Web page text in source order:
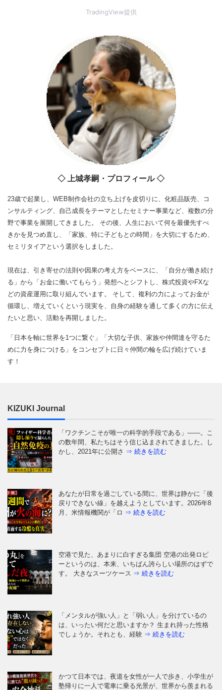
TradingView提供
◇ 上城孝嗣・プロフィール ◇
23歳で起業し、WEB制作会社の立ち上げを皮切りに、化粧品販売、コ
ンサルティング、自己成長をテーマとしたセミナー事業など、複数の分
野で事業を展開してきました。 その後、人生において何を最優先すべ
きかを見つめ直し、「家族、特に子どもとの時間」を大切にするため、
セミリタイアという選択をしました。
現在は、引き寄せの法則や因果の考え方をベースに、「自分が働き続け
る」から「お金に働いてもらう」発想へとシフトし、株式投資やFXな
どの資産運用に取り組んでいます。 そして、複利の力によってお金が
循環し、増えていくという現実を、自身の経験を通して多くの方に伝え
たいと思い、活動を再開しました。
「日本を軸に世界を1つに繋ぐ」「大切な子供、家族や仲間達を守るた
めに力を身につける」をコンセプトに日々仲間の輪を広げ続けていま
す！
KIZUKI Journal
「ワクチンこそが唯一の科学的手段である」——。こ
の数年間、私たちはそう信じ込まされてきました。し
かし、2021年に公開さ ⇒ 続きを読む
あなたが日常を過ごしている間に、世界は静かに「後
戻りできない線」を越えようとしています。2026年8
月、米情報機関が「ロ ⇒ 続きを読む
空港で見た、あまりに白すぎる集団 空港の出発ロビ
ーというのは、本来、いちばん誇らしい場所のはずで
す。 大きなスーツケース ⇒ 続きを読む
「メンタルが強い人」と「弱い人」を分けているの
は、いったい何だと思いますか？ 生まれ持った性格
でしょうか。それとも、経験 ⇒ 続きを読む
かつて日本では、夜道を女性が一人で歩き、小学生が
塾帰りに一人で電車に乗る光景が、世界から羨まれる